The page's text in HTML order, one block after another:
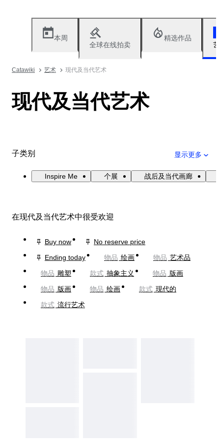
本周
全球在线拍卖
精选作品
Catawiki 艺术 现代及当代艺术
现代及当代艺术
子类别 显示更多
Inspire Me 个展 战后及当代画廊
在现代及当代艺术中很受欢迎
Buy now
No reserve price
Ending today
物品 绘画 物品 艺术品
物品 雕塑 款式 抽象主义 物品 版画
物品 版画 物品 绘画 款式 现代的
款式 流行艺术